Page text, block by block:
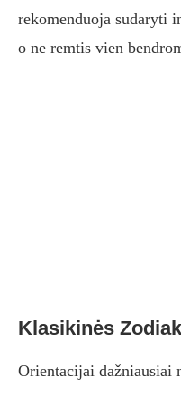
rekomenduoja sudaryti
o ne remtis vien
Klasikinės
Orientacijai dažniausiai